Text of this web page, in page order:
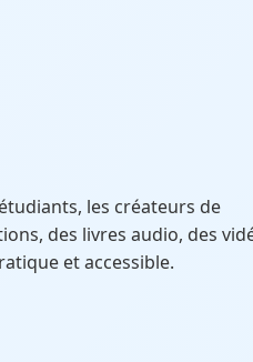
les créateurs de
des livres audio, des
et accessible.